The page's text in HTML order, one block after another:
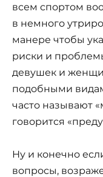
всем спортом
в немного
манере чтобы
риски и
девушек и
подобными
часто называют
говорится
Ну и конечно
вопросы,